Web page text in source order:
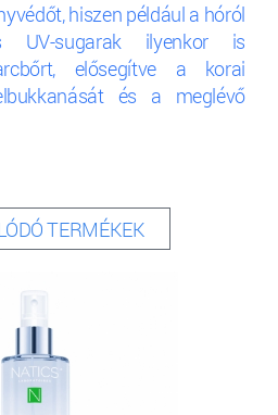
hiszen például a hóról
UV-sugarak ilyenkor is
elősegítve a korai
és a meglévő
TERMÉKEK